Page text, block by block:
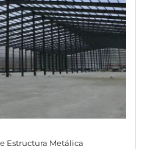
Estructura Metálica